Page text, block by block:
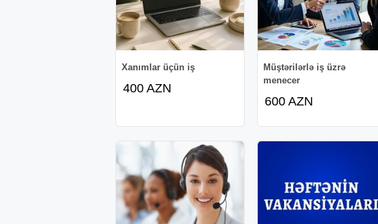
Xanımlar üçün iş
400 AZN
Müştərilərlə iş üzrə
menecer
600 AZN